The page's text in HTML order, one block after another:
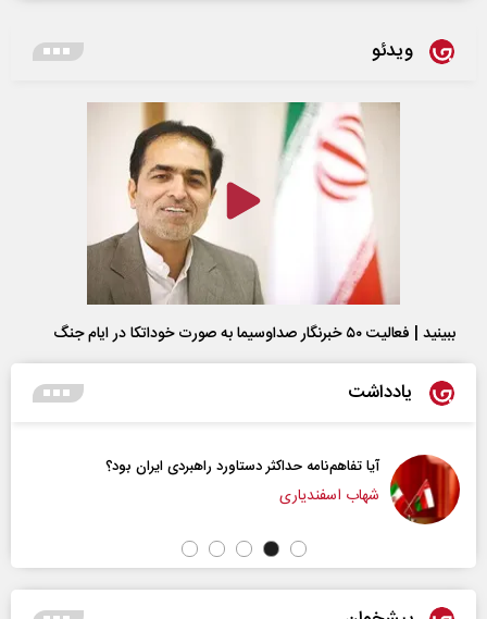
ویدئو
ببینید | فعالیت ۵۰ خبرنگار صداوسیما به صورت خوداتکا در ایام جنگ
یادداشت
آیا تفاهم‌نامه حداکثر دستاورد راهبردی ایران بود؟
شهاب اسفندیاری